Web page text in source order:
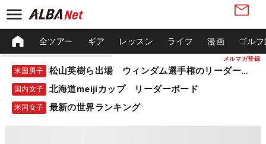
メルマガ登録
全ツアー ギア レッスン ライフ 漫画 ゴル
米国男子 松山英樹ら出場 ウィンダム選手権のリーダーボード
国内女子 北海道meijiカップ リーダーボード
米国女子 最新の世界ランキング